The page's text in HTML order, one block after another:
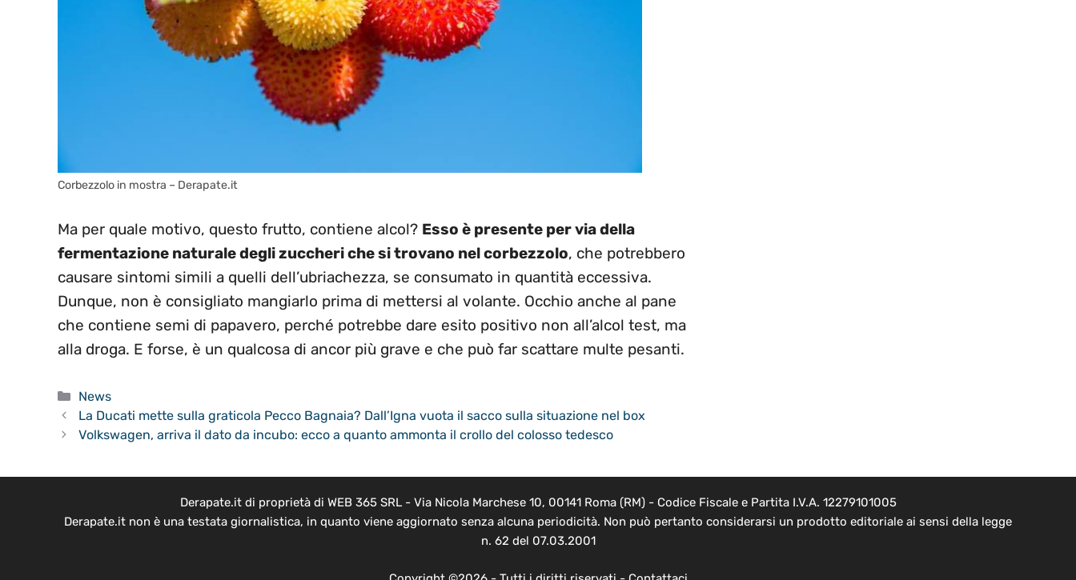
Corbezzolo in mostra – Derapate.it
Ma per quale motivo, questo frutto, contiene alcol? Esso è presente per via della
fermentazione naturale degli zuccheri che si trovano nel corbezzolo, che potrebbero
causare sintomi simili a quelli dell’ubriachezza, se consumato in quantità eccessiva.
Dunque, non è consigliato mangiarlo prima di mettersi al volante. Occhio anche al pane
che contiene semi di papavero, perché potrebbe dare esito positivo non all’alcol test, ma
alla droga. E forse, è un qualcosa di ancor più grave e che può far scattare multe pesanti.
Categorie
News
La Ducati mette sulla graticola Pecco Bagnaia? Dall’Igna vuota il sacco sulla situazione nel box
Volkswagen, arriva il dato da incubo: ecco a quanto ammonta il crollo del colosso tedesco
Derapate.it di proprietà di WEB 365 SRL - Via Nicola Marchese 10, 00141 Roma (RM) - Codice Fiscale e Partita I.V.A. 12279101005
Derapate.it non è una testata giornalistica, in quanto viene aggiornato senza alcuna periodicità. Non può pertanto considerarsi un prodotto editoriale ai sensi della legge
n. 62 del 07.03.2001